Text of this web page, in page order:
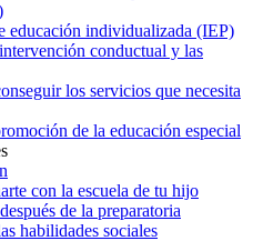
educación individualizada (IEP)
conductual y las
los servicios que necesita
de la educación especial
con la escuela de tu hijo
de la preparatoria
habilidades sociales